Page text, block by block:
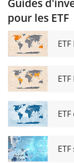
MSCI
Japan
ETF EUR
Hedged
Guides
pour les ETF